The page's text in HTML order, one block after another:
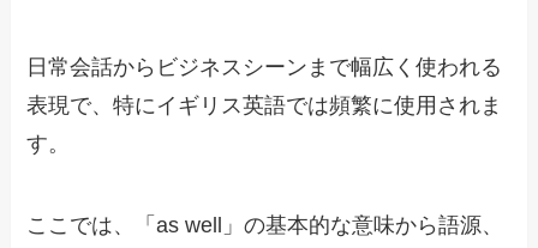
日常会話からビジネスシーンまで幅広く使われる
表現で、特にイギリス英語では頻繁に使用されま
す。
ここでは、「as well」の基本的な意味から語源、